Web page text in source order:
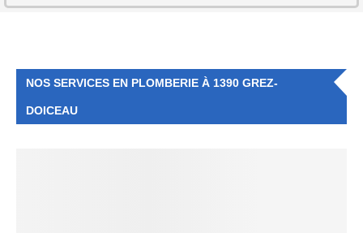
NOS SERVICES EN PLOMBERIE À 1390 GREZ-
DOICEAU